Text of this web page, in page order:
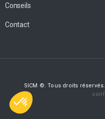
Conseils
Contact
SICM ©. Tous droits